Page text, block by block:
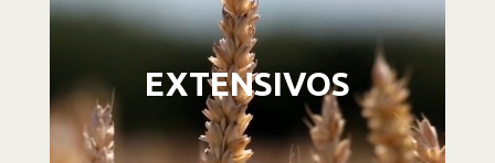
vídeo
EXTENSIVOS